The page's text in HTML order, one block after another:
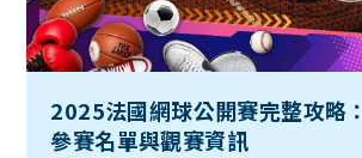
2025法國網球公開賽完整攻略
參賽名單與觀賽資訊